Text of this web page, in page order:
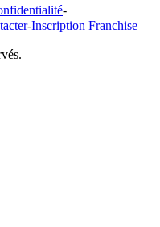
-
-Inscription Franchise